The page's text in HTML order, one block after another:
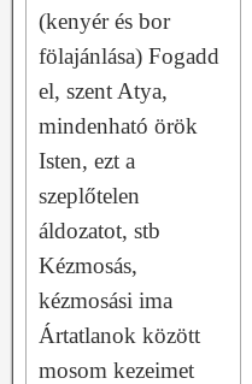
(kenyér és bor
fölajánlása) Fogadd
el, szent Atya,
mindenható örök
Isten, ezt a
szeplőtelen
áldozatot, stb
Kézmosás,
kézmosási ima
Ártatlanok között
mosom kezeimet